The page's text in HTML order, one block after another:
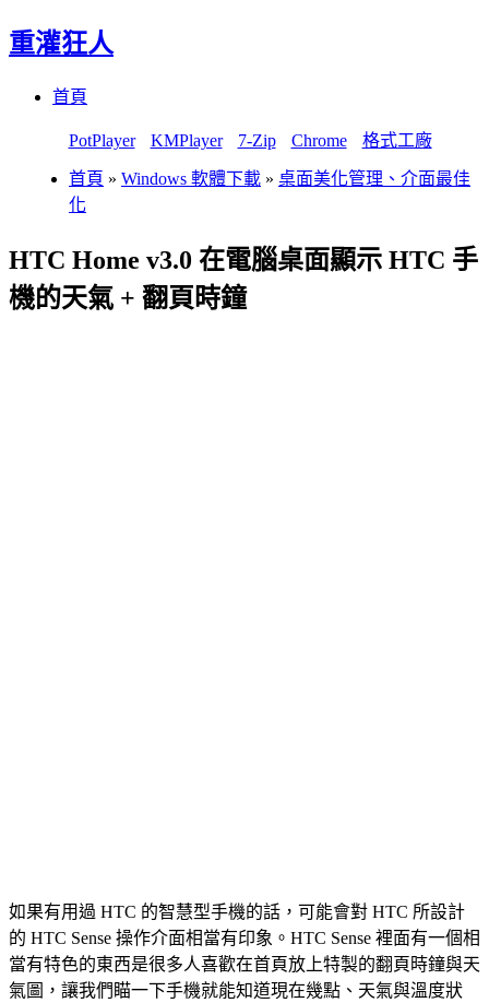
重灌狂人
首頁
PotPlayer KMPlayer 7-Zip Chrome 格式工廠
首頁 » Windows 軟體下載 » 桌面美化管理、介面最佳
化
HTC Home v3.0 在電腦桌面顯示 HTC 手
機的天氣 + 翻頁時鐘
如果有用過 HTC 的智慧型手機的話，可能會對 HTC 所設計
的 HTC Sense 操作介面相當有印象。HTC Sense 裡面有一個相
當有特色的東西是很多人喜歡在首頁放上特製的翻頁時鐘與天
氣圖，讓我們瞄一下手機就能知道現在幾點、天氣與溫度狀